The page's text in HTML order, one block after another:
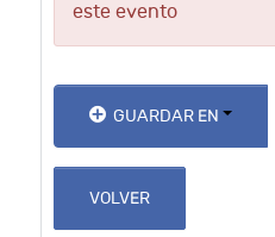
este evento
GUARDAR EN
VOLVER